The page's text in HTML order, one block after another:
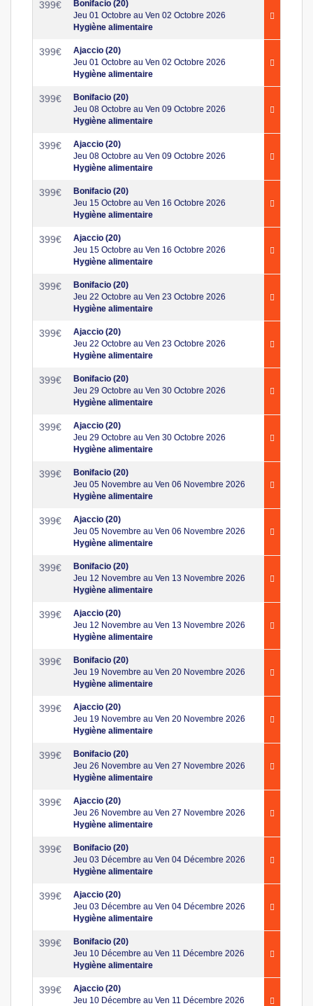
399€
Bonifacio (20)
Jeu 01 Octobre au Ven 02 Octobre 2026
Hygiène alimentaire
399€
Ajaccio (20)
Jeu 01 Octobre au Ven 02 Octobre 2026
Hygiène alimentaire
399€
Bonifacio (20)
Jeu 08 Octobre au Ven 09 Octobre 2026
Hygiène alimentaire
399€
Ajaccio (20)
Jeu 08 Octobre au Ven 09 Octobre 2026
Hygiène alimentaire
399€
Bonifacio (20)
Jeu 15 Octobre au Ven 16 Octobre 2026
Hygiène alimentaire
399€
Ajaccio (20)
Jeu 15 Octobre au Ven 16 Octobre 2026
Hygiène alimentaire
399€
Bonifacio (20)
Jeu 22 Octobre au Ven 23 Octobre 2026
Hygiène alimentaire
399€
Ajaccio (20)
Jeu 22 Octobre au Ven 23 Octobre 2026
Hygiène alimentaire
399€
Bonifacio (20)
Jeu 29 Octobre au Ven 30 Octobre 2026
Hygiène alimentaire
399€
Ajaccio (20)
Jeu 29 Octobre au Ven 30 Octobre 2026
Hygiène alimentaire
399€
Bonifacio (20)
Jeu 05 Novembre au Ven 06 Novembre 2026
Hygiène alimentaire
399€
Ajaccio (20)
Jeu 05 Novembre au Ven 06 Novembre 2026
Hygiène alimentaire
399€
Bonifacio (20)
Jeu 12 Novembre au Ven 13 Novembre 2026
Hygiène alimentaire
399€
Ajaccio (20)
Jeu 12 Novembre au Ven 13 Novembre 2026
Hygiène alimentaire
399€
Bonifacio (20)
Jeu 19 Novembre au Ven 20 Novembre 2026
Hygiène alimentaire
399€
Ajaccio (20)
Jeu 19 Novembre au Ven 20 Novembre 2026
Hygiène alimentaire
399€
Bonifacio (20)
Jeu 26 Novembre au Ven 27 Novembre 2026
Hygiène alimentaire
399€
Ajaccio (20)
Jeu 26 Novembre au Ven 27 Novembre 2026
Hygiène alimentaire
399€
Bonifacio (20)
Jeu 03 Décembre au Ven 04 Décembre 2026
Hygiène alimentaire
399€
Ajaccio (20)
Jeu 03 Décembre au Ven 04 Décembre 2026
Hygiène alimentaire
399€
Bonifacio (20)
Jeu 10 Décembre au Ven 11 Décembre 2026
Hygiène alimentaire
399€
Ajaccio (20)
Jeu 10 Décembre au Ven 11 Décembre 2026